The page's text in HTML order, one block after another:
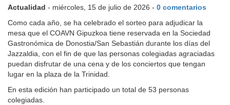
Actualidad - miércoles, 15 de julio de 2026 - 0 comentarios
Como cada año, se ha celebrado el sorteo para adjudicar la
mesa que el COAVN Gipuzkoa tiene reservada en la Sociedad
Gastronómica de Donostia/San Sebastián durante los días del
Jazzaldia, con el fin de que las personas colegiadas agraciadas
puedan disfrutar de una cena y de los conciertos que tengan
lugar en la plaza de la Trinidad.
En esta edición han participado un total de 53 personas
colegiadas.